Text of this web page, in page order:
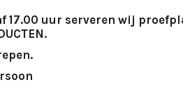
17.00 uur serveren wij